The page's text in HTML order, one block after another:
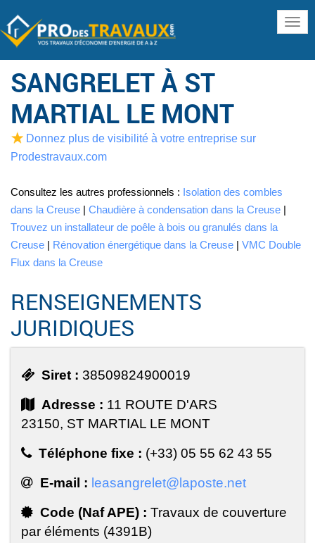
SANGRELET À ST
MARTIAL LE MONT
Donnez plus de visibilité à votre entreprise sur
Prodestravaux.com
Consultez les autres professionnels : Isolation des combles
dans la Creuse | Chaudière à condensation dans la Creuse |
Trouvez un installateur de poêle à bois ou granulés dans la
Creuse | Rénovation énergétique dans la Creuse | VMC Double
Flux dans la Creuse
RENSEIGNEMENTS
JURIDIQUES
Siret : 38509824900019
Adresse : 11 ROUTE D'ARS
23150, ST MARTIAL LE MONT
Téléphone fixe : (+33) 05 55 62 43 55
E-mail : leasangrelet@laposte.net
Code (Naf APE) : Travaux de couverture
par éléments (4391B)